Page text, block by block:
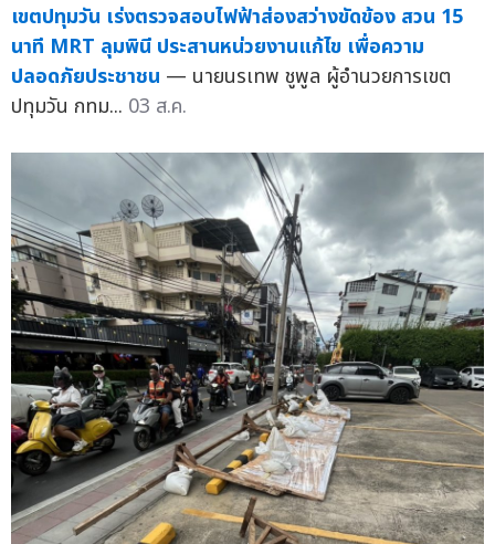
เขตปทุมวัน เร่งตรวจสอบไฟฟ้าส่องสว่างขัดข้อง สวน 15
นาที MRT ลุมพินี ประสานหน่วยงานแก้ไข เพื่อความ
ปลอดภัยประชาชน — นายนรเทพ ชูพูล ผู้อำนวยการเขต
ปทุมวัน กทม... 03 ส.ค.